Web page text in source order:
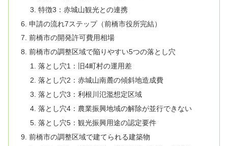
特徴3：赤城山観光との連携
申請の流れ7ステップ（前橋市役所完結）
前橋市の開発許可費用相場
前橋市の調整区域で陥りやすい5つの落とし穴
落とし穴1：旧4町村の運用差
落とし穴2：赤城山南麓の傾斜地造成費
落とし穴3：利根川氾濫想定区域
落とし穴4：農業振興地域の解除が並行できない
落とし穴5：観光振興用途の認定要件
前橋市の調整区域で建てられる建築物